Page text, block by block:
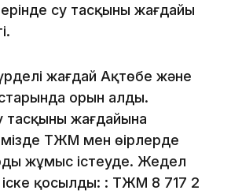
су тасқыны жағдайы
күрделі жағдай Ақтөбе және
орын алды.
тасқыны жағдайына
ТЖМ мен өңірлерде
жұмыс істеуде. Жедел
қосылды: : ТЖМ 8 717 2